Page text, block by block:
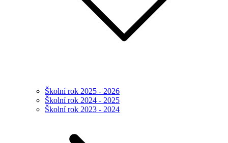
Školní rok 2025 - 2026
Školní rok 2024 - 2025
Školní rok 2023 - 2024